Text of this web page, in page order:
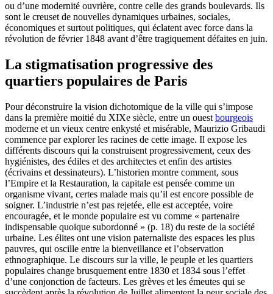
ou d’une modernité ouvrière, contre celle des grands boulevards. Ils
sont le creuset de nouvelles dynamiques urbaines, sociales,
économiques et surtout politiques, qui éclatent avec force dans la
révolution de février 1848 avant d’être tragiquement défaites en juin.
La stigmatisation progressive des
quartiers populaires de Paris
Pour déconstruire la vision dichotomique de la ville qui s’impose
dans la première moitié du XIXe siècle, entre un ouest bourgeois
moderne et un vieux centre enkysté et misérable, Maurizio Gribaudi
commence par explorer les racines de cette image. Il expose les
différents discours qui la construisent progressivement, ceux des
hygiénistes, des édiles et des architectes et enfin des artistes
(écrivains et dessinateurs). L’historien montre comment, sous
l’Empire et la Restauration, la capitale est pensée comme un
organisme vivant, certes malade mais qu’il est encore possible de
soigner. L’industrie n’est pas rejetée, elle est acceptée, voire
encouragée, et le monde populaire est vu comme « partenaire
indispensable quoique subordonné » (p. 18) du reste de la société
urbaine. Les élites ont une vision paternaliste des espaces les plus
pauvres, qui oscille entre la bienveillance et l’observation
ethnographique. Le discours sur la ville, le peuple et les quartiers
populaires change brusquement entre 1830 et 1834 sous l’effet
d’une conjonction de facteurs. Les grèves et les émeutes qui se